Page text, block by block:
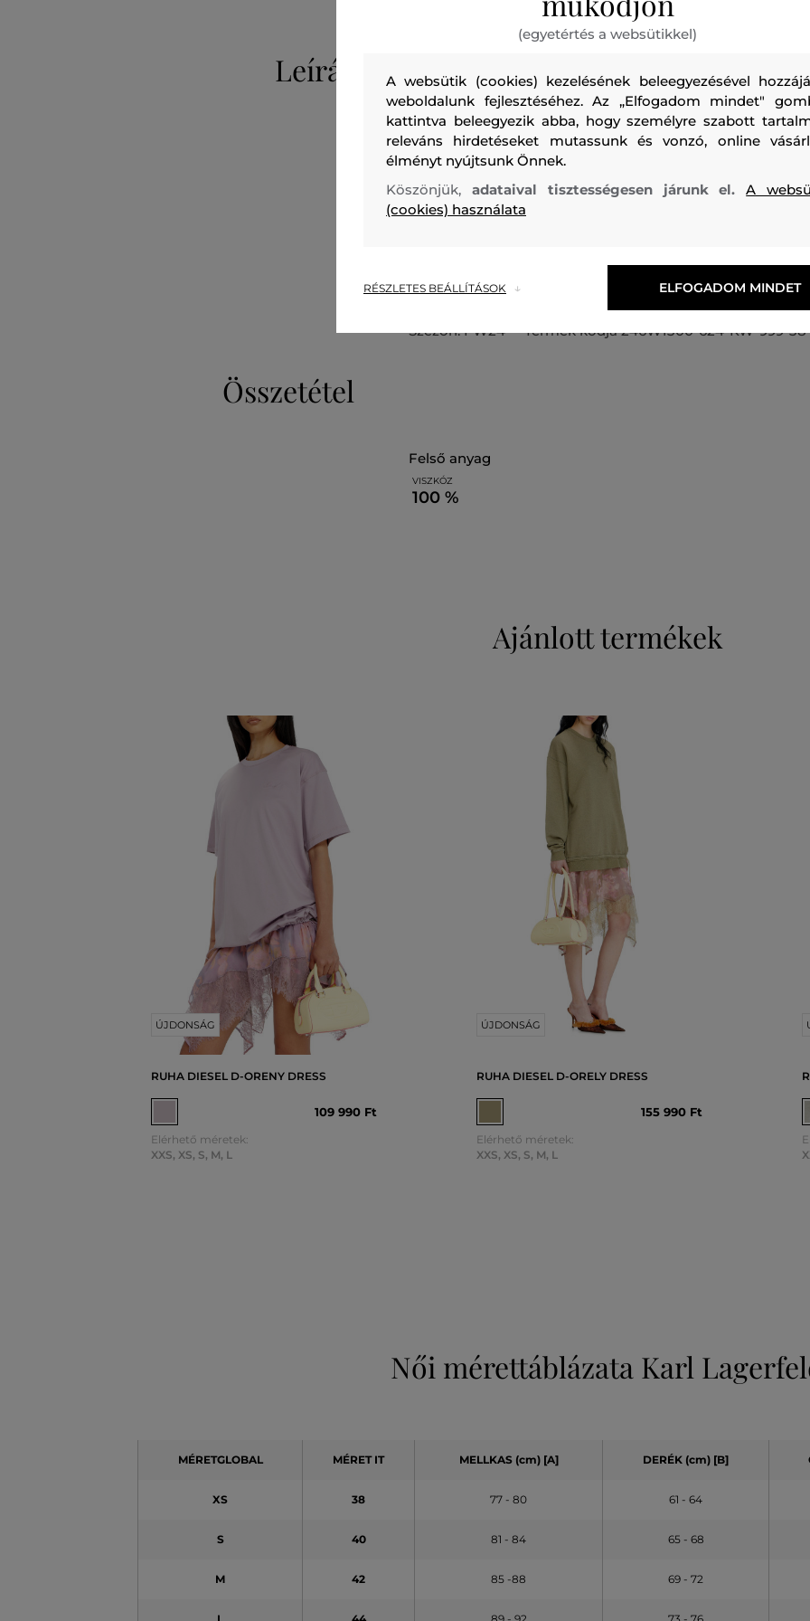
Leírás
Női mini ruha, amely szűk szabású. Egyszínű, fényes és
kivitelezésű. Hosszú ujjakkal, fodros V-nyakkivágással és
Signature logóval ellátott lánccal van kiegészítve a
logós részlettel az ujj mandzsettáján. Az oldalsó varrásnál
ellátott. A gyönyörűen áramló anyag tökéletes
képességet és kényelmes viseletet garantál. Nagyon
amely elegáns vagy formális öltözékének fénypontjává válik.
Szezon: FW24 Termék kódja246W1300-624-KW-999-38
Összetétel
felső anyag
VISZKÓZ
100 %
Ajánlott termékek
ÚJDONSÁG
RUHA DIESEL D-ORENY DRESS
109 990 Ft
Elérhető méretek:
XXS, XS, S, M, L
ÚJDONSÁG
RUHA DIESEL D-ORELY DRESS
155 990 Ft
Elérhető méretek:
XXS, XS, S, M, L
Női mérettáblázata Karl
MÉRETGLOBAL MÉRET IT MELLKAS (cm) [A] DERÉK (cm) [B]
XS 38 77 - 80 61 - 64
S 40 81 - 84 65 - 68
M 42 85 -88 69 - 72
(egyetértés a websütikkel)
A websütik (cookies) kezelésének beleegyezésével
weboldalunk fejlesztéséhez. Az „Elfogadom mindet"
kattintva beleegyezik abba, hogy személyre szabott
releváns hirdetéseket mutassunk és vonzó, online
élményt nyújtsunk Önnek.
Köszönjük, adataival tisztességesen járunk el.A
(cookies) használata
RÉSZLETES BEÁLLÍTÁSOK ELFOGADOM MINDET